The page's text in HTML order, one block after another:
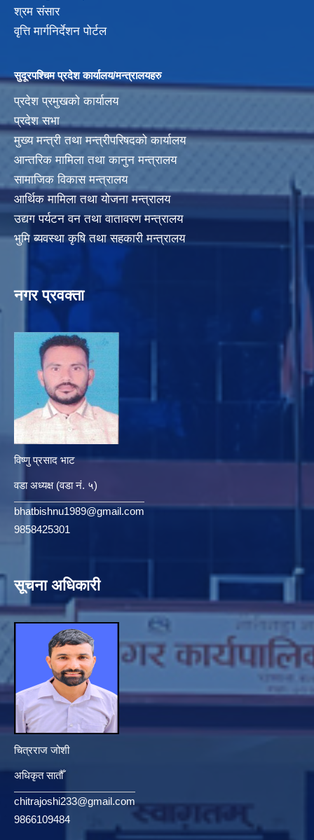
श्रम संसार
वृत्ति मार्गनिर्देशन पोर्टल
सुदूरपश्चिम प्रदेश कार्यालय/मन्त्रालयहरु
प्रदेश प्रमुखको कार्यालय
प्रदेश सभा
मुख्य मन्त्री तथा मन्त्रीपरिषदको कार्यालय
आन्तरिक मामिला तथा कानुन मन्त्रालय
सामाजिक विकास मन्त्रालय
आर्थिक मामिला तथा योजना मन्त्रालय
उद्यग पर्यटन वन तथा वातावरण मन्त्रालय
भुमि ब्यवस्था कृषि तथा सहकारी मन्त्रालय
नगर प्रवक्ता
विष्णु प्रसाद भाट
वडा अध्यक्ष (वडा नं. ५)
bhatbishnu1989@gmail.com
9858425301
सूचना अधिकारी
चित्रराज जोशी
अधिकृत सातौँ
chitrajoshi233@gmail.com
9866109484